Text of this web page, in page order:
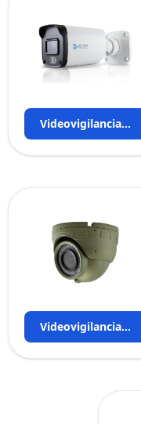
Videovigilancia AHD